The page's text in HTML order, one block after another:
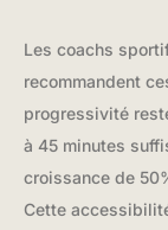
Les coachs
recommandent
progressivité
à 45 minutes
croissance de
Cette